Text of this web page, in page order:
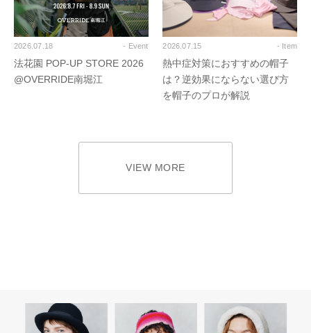
2026.07.18 - Event
法花園 POP-UP STORE 2026
@OVERRIDE南堀江
2026.07.15 - Item
熱中症対策におすすめの帽子
は？逆効果にならない選び方
を帽子のプロが解説
VIEW MORE